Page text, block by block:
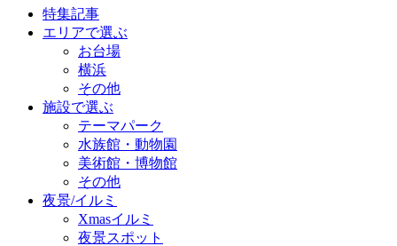
特集記事
エリアで選ぶ
お台場
横浜
その他
施設で選ぶ
テーマパーク
水族館・動物園
美術館・博物館
その他
夜景/イルミ
Xmasイルミ
夜景スポット